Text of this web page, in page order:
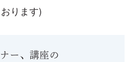
ります)
ー、講座の